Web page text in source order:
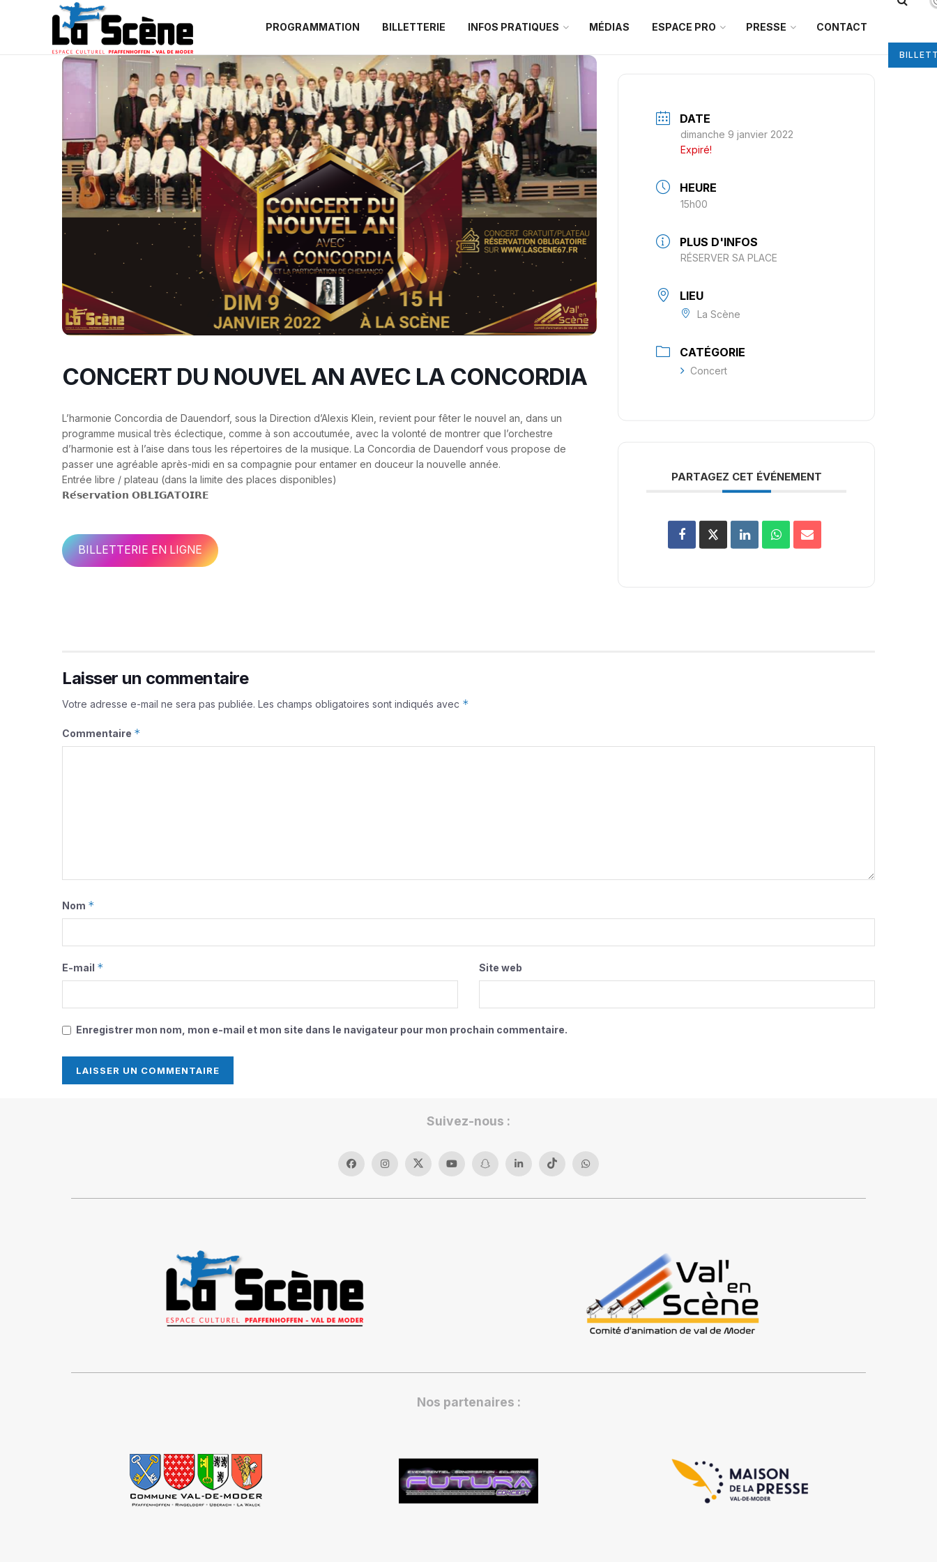
PROGRAMMATION BILLETTERIE INFOS PRATIQUES MÉDIAS ESPACE PRO PRESSE CONTACT
CONCERT DU NOUVEL AN AVEC LA CONCORDIA
L’harmonie Concordia de Dauendorf, sous la Direction d’Alexis Klein, revient pour fêter le nouvel an, dans un
programme musical très éclectique, comme à son accoutumée, avec la volonté de montrer que l’orchestre
d’harmonie est à l’aise dans tous les répertoires de la musique. La Concordia de Dauendorf vous propose de
passer une agréable après-midi en sa compagnie pour entamer en douceur la nouvelle année.
Entrée libre / plateau (dans la limite des places disponibles)
𝗥𝗲́𝘀𝗲𝗿𝘃𝗮𝘁𝗶𝗼𝗻 𝗢𝗕𝗟𝗜𝗚𝗔𝗧𝗢𝗜𝗥𝗘
BILLETTERIE EN LIGNE
DATE
dimanche 9 janvier 2022
Expiré!
HEURE
15h00
PLUS D'INFOS
RÉSERVER SA PLACE
LIEU
La Scène
CATÉGORIE
Concert
PARTAGEZ CET ÉVÉNEMENT
Laisser un commentaire
Votre adresse e-mail ne sera pas publiée. Les champs obligatoires sont indiqués avec *
Commentaire *
Nom *
E-mail * Site web
Enregistrer mon nom, mon e-mail et mon site dans le navigateur pour mon prochain commentaire.
Suivez-nous :
Nos partenaires :